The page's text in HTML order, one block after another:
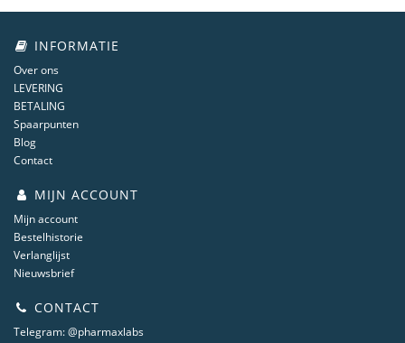
INFORMATIE
Over ons
LEVERING
BETALING
Spaarpunten
Blog
Contact
MIJN ACCOUNT
Mijn account
Bestelhistorie
Verlanglijst
Nieuwsbrief
CONTACT
Telegram: @pharmaxlabs